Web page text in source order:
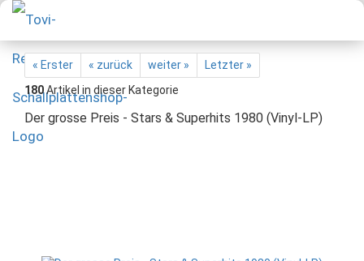
« Erster « zurück weiter »
Letzter »
180Artikel in dieser Kategorie
Der grosse Preis - Stars & Superhits 1980 (Vinyl-LP)